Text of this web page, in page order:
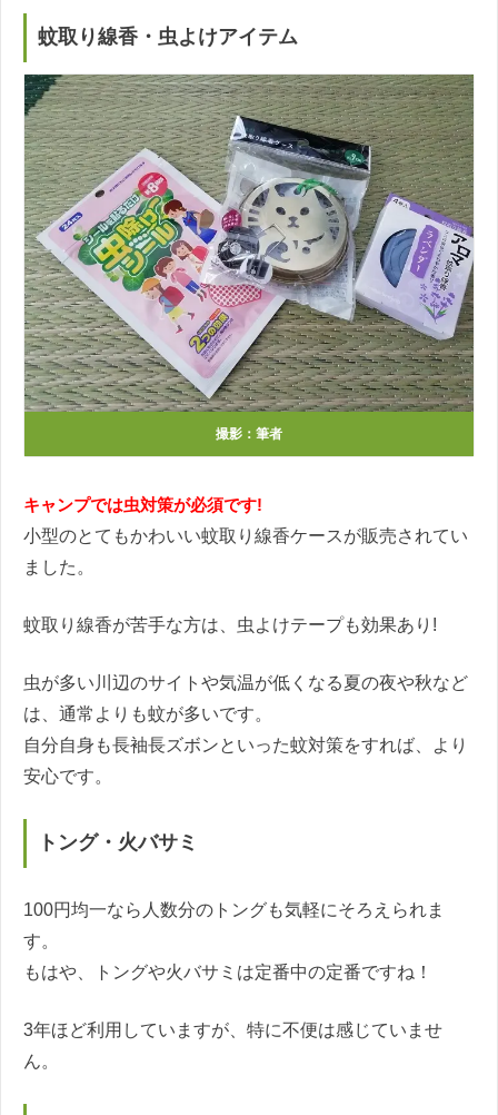
蚊取り線香・虫よけアイテム
撮影：筆者
キャンプでは虫対策が必須です!
小型のとてもかわいい蚊取り線香ケースが販売されてい
ました。
蚊取り線香が苦手な方は、虫よけテープも効果あり!
虫が多い川辺のサイトや気温が低くなる夏の夜や秋など
は、通常よりも蚊が多いです。
自分自身も長袖長ズボンといった蚊対策をすれば、より
安心です。
トング・火バサミ
100円均一なら人数分のトングも気軽にそろえられま
す。
もはや、トングや火バサミは定番中の定番ですね！
3年ほど利用していますが、特に不便は感じていませ
ん。